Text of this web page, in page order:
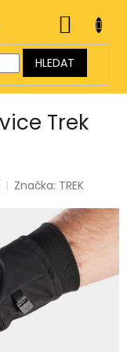
HLEDAT
KOŠÍK
Trek
Značka: TREK